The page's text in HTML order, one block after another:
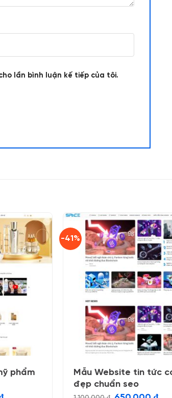
lần bình luận kế tiếp của tôi.
phẩm
Giá
-41%
Mẫu Website tin tức
đẹp chuẩn seo
Giá
Giá